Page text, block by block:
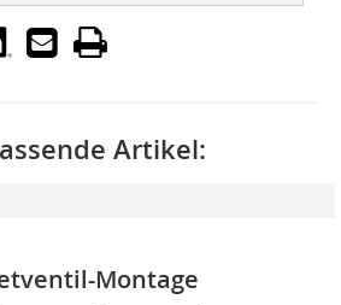
Artikel:
Montage